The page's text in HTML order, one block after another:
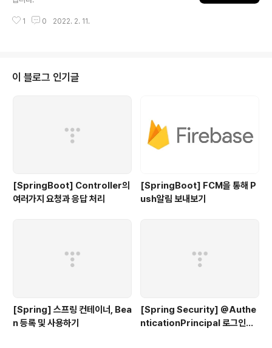
1 0 2022. 2. 11.
이 블로그 인기글
[SpringBoot] Controller의
여러가지 요청과 응답 처리
[SpringBoot] FCM을 통해 P
ush알림 보내보기
[Spring] 스프링 컨테이너, Bea
n 등록 및 사용하기
[Spring Security] @Authe
nticationPrincipal 로그인한